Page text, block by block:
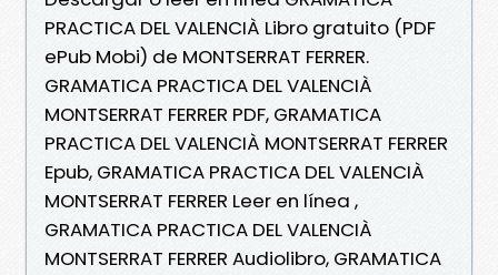
PRACTICA DEL VALENCIÀ Libro gratuito (PDF
ePub Mobi) de MONTSERRAT FERRER.
GRAMATICA PRACTICA DEL VALENCIÀ
MONTSERRAT FERRER PDF, GRAMATICA
PRACTICA DEL VALENCIÀ MONTSERRAT FERRER
Epub, GRAMATICA PRACTICA DEL VALENCIÀ
MONTSERRAT FERRER Leer en línea ,
GRAMATICA PRACTICA DEL VALENCIÀ
MONTSERRAT FERRER Audiolibro, GRAMATICA